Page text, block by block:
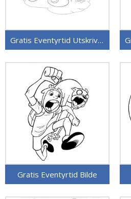
Gratis Eventyrtid Utskrivbar
Gratis Eventyrtid Bilde